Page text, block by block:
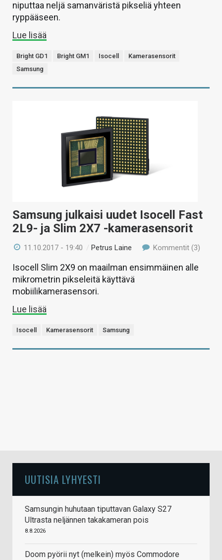
niputtaa neljä samanväristä pikseliä yhteen
ryppääseen.
Lue lisää
Bright GD1 Bright GM1 Isocell
Kamerasensorit
Samsung
Samsung julkaisi uudet Isocell Fast
2L9- ja Slim 2X7 -kamerasensorit
11.10.2017 - 19:40 /Petrus Laine Kommentit (3)
Isocell Slim 2X9 on maailman ensimmäinen alle
mikrometrin pikseleitä käyttävä
mobiilikamerasensori.
Lue lisää
Isocell Kamerasensorit Samsung
UUTISIA LYHYESTI
Samsungin huhutaan tiputtavan Galaxy S27
Ultrasta neljännen takakameran pois
8.8.2026
Doom pyörii nyt (melkein) myös Commodore